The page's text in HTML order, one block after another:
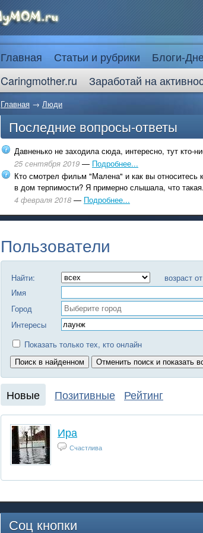
Главная Статьи и рубрики Блоги-
Caringmother.ru
Заработай на
Главная → Люди
Последние вопросы-ответы
Давненько не заходила сюда, интересно, тут кто-
25 сентября 2019 — Подробнее...
Кто смотрел фильм "Малена" и как вы относитесь
в дом терпимости? Я примерно слышала, что
4 февраля 2018 — Подробнее...
Пользователи
Найти: возраст от
Имя
Город
Интересы
Показать только тех, кто онлайн
Новые Позитивные Рейтинг
Ира
Счастлива
Соц кнопки